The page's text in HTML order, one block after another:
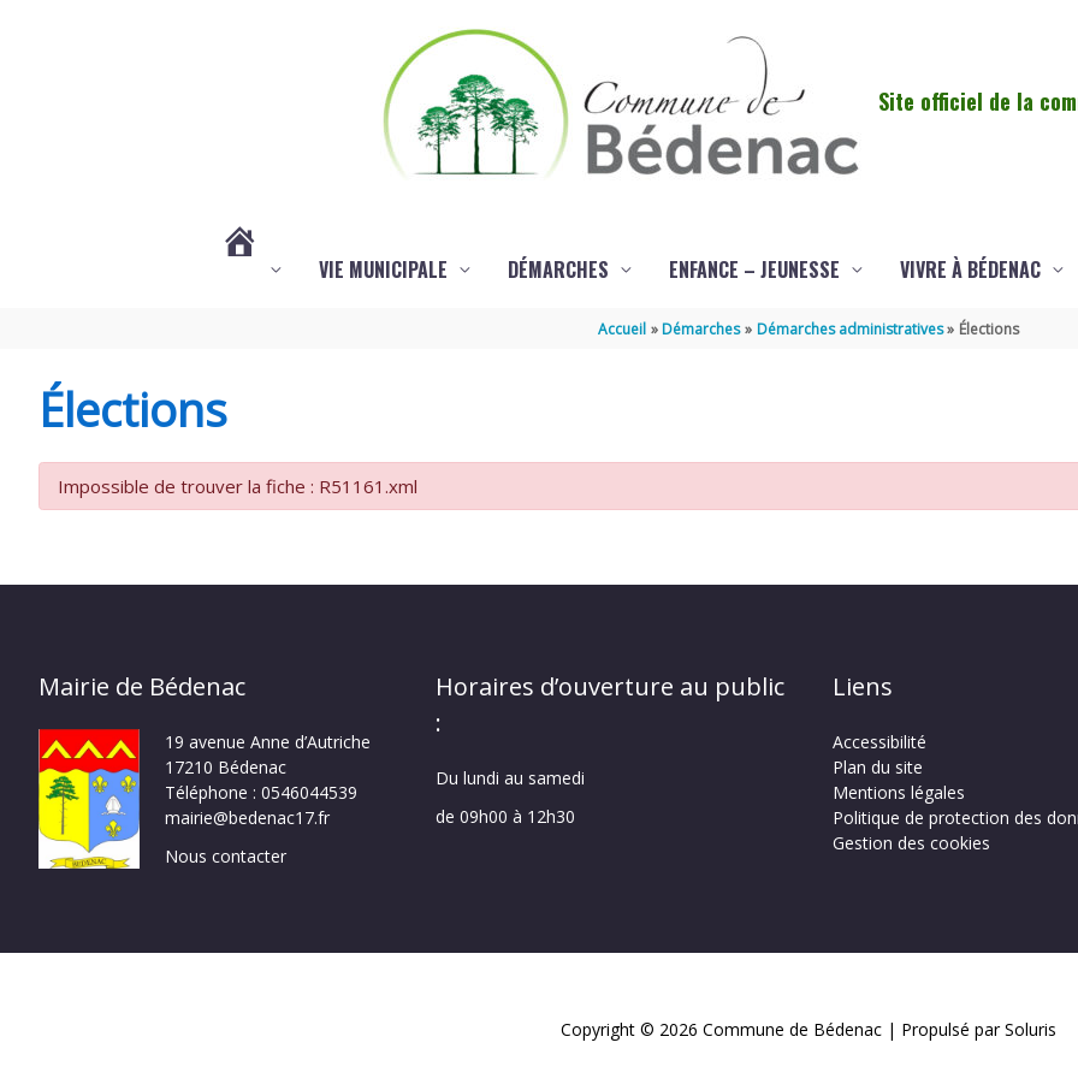
Site officiel de la
DE
VIE MUNICIPALE DÉMARCHES ENFANCE – JEUNESSE VIVRE À BÉDENAC
Accueil Démarches Démarches administratives Élections
Élections
Impossible de trouver la fiche : R51161.xml
Mairie de Bédenac
19 avenue Anne d’Autriche
17210 Bédenac
Téléphone : 0546044539
mairie@bedenac17.fr
Nous contacter
Horaires d’ouverture au public
:
Du lundi au samedi
de 09h00 à 12h30
Liens
Accessibilité
Plan du site
Mentions légales
Politique de protection des
Gestion des cookies
Copyright © 2026 Commune de Bédenac | Propulsé par Soluris